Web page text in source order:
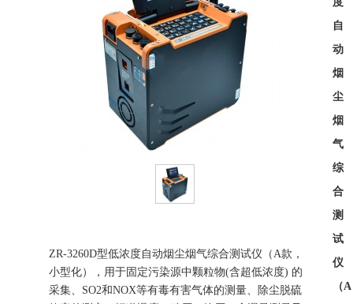
自
动
烟
尘
烟
气
综
合
测
试
仪
（A
ZR-3260D型低浓度自动烟尘烟气综合测试仪（A款，
小型化），用于固定污染源中颗粒物(含超低浓度) 的
采集、SO2和NOX等有毒有害气体的测量、除尘脱硫